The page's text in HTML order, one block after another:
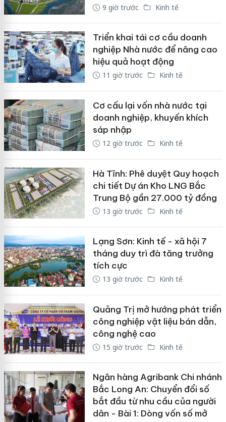
9 giờ trước Kinh tế
Triển khai tái cơ cầu doanh
nghiệp Nhà nước để nâng cao
hiệu quả hoạt động
11 giờ trước Kinh tế
Cơ cấu lại vốn nhà nước tại
doanh nghiệp, khuyến khích
sáp nhập
12 giờ trước Kinh tế
Hà Tĩnh: Phê duyệt Quy hoạch
chi tiết Dự án Kho LNG Bắc
Trung Bộ gần 27.000 tỷ đồng
13 giờ trước Kinh tế
Lạng Sơn: Kinh tế - xã hội 7
tháng duy trì đà tăng trưởng
tích cực
13 giờ trước Kinh tế
Quảng Trị mở hướng phát triển
công nghiệp vật liệu bán dẫn,
công nghệ cao
15 giờ trước Kinh tế
Ngân hàng Agribank Chi nhánh
Bắc Long An: Chuyển đổi số
bắt đầu từ nhu cầu của người
dân - Bài 1: Dòng vốn số mở